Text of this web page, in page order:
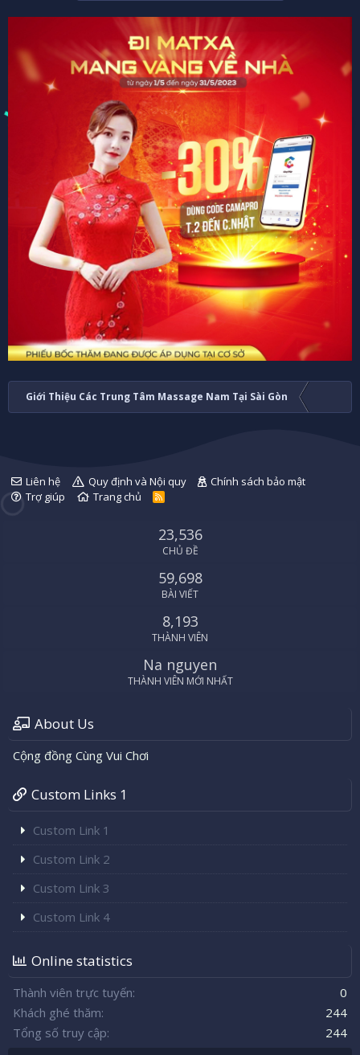
Giới Thiệu Các Trung Tâm Massage Nam Tại Sài Gòn
Liên hệ Quy định và Nội quy
Chính sách bảo mật
Trợ giúp
Trang chủ
R
23,536
CHỦ ĐỀ
59,698
BÀI VIẾT
8,193
THÀNH VIÊN
Na nguyen
THÀNH VIÊN MỚI NHẤT
About Us
Cộng đồng Cùng Vui Chơi
Custom Links 1
Custom Link 1
Custom Link 2
Custom Link 3
Custom Link 4
Online statistics
Thành viên trực tuyến
0
Khách ghé thăm
244
Tổng số truy cập
244